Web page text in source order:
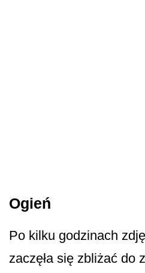
Ogień
Po kilku godzinach
zaczęła się zbliżać do